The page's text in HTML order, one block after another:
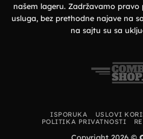
našem lageru. Zadržavamo
usluga, bez prethodne najave na
na sajtu su sa
ISPORUKA
USLOVI
POLITIKA PRIVATNOSTI